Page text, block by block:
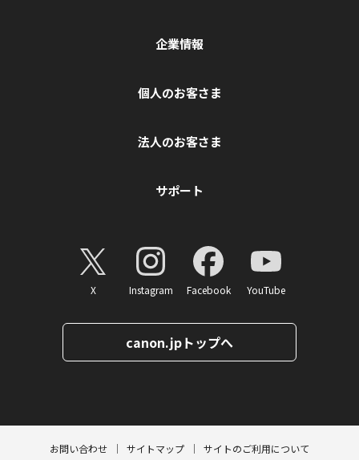
企業情報
個人のお客さま
法人のお客さま
サポート
X Instagram Facebook YouTube
canon.jpトップへ
お問い合わせ サイトマップ サイトのご利用について